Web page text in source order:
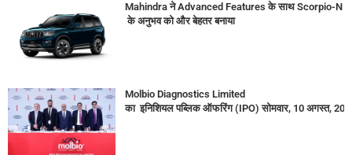
Mahindra ने Advanced Features के साथ Scorpio-N
के अनुभव को और बेहतर बनाया
Molbio Diagnostics Limited
का इनिशियल पब्लिक ऑफरिंग (IPO) सोमवार, 10 अगस्त,